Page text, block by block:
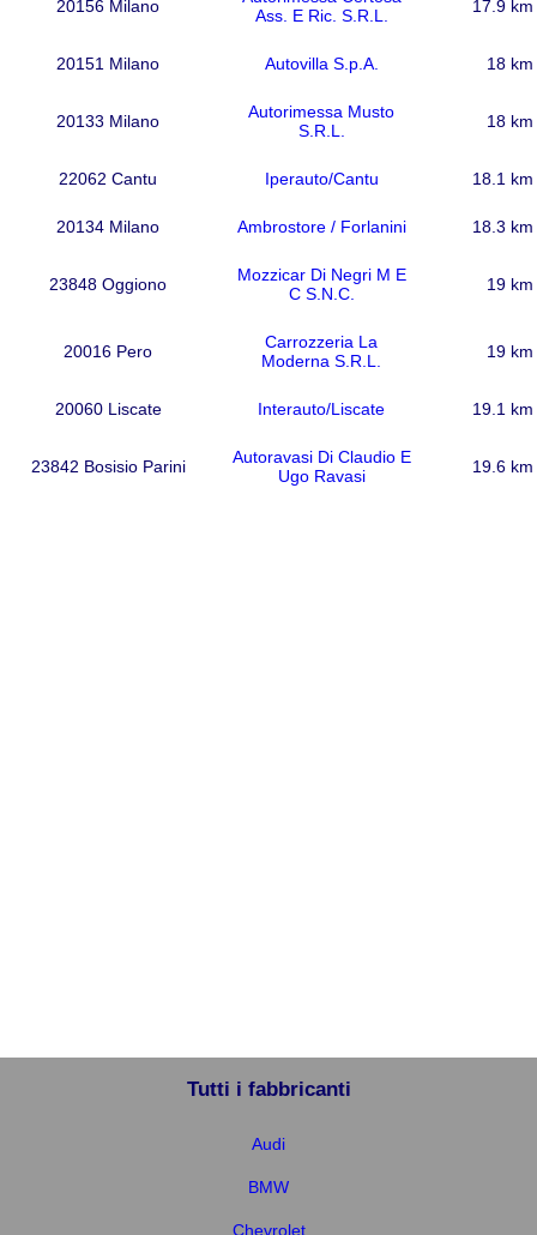
20156 Milano
Ass. E Ric. S.R.L.
17.9 km
20151 Milano Autovilla S.p.A. 18 km
20133 Milano
Autorimessa Musto
S.R.L.
18 km
22062 Cantu Iperauto/Cantu 18.1 km
20134 Milano Ambrostore / Forlanini 18.3 km
23848 Oggiono
Mozzicar Di Negri M E
C S.N.C.
19 km
20016 Pero
Carrozzeria La
Moderna S.R.L.
19 km
20060 Liscate Interauto/Liscate 19.1 km
23842 Bosisio Parini
Autoravasi Di Claudio E
Ugo Ravasi
19.6 km
Tutti i fabbricanti
Audi
BMW
Chevrolet